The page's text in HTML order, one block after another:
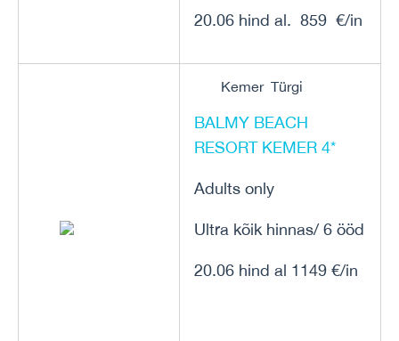
20.06 hind al. 859 €/in
Kemer Türgi
BALMY BEACH
RESORT KEMER 4*
Adults only
Ultra kõik hinnas/ 6 ööd
20.06 hind al 1149 €/in